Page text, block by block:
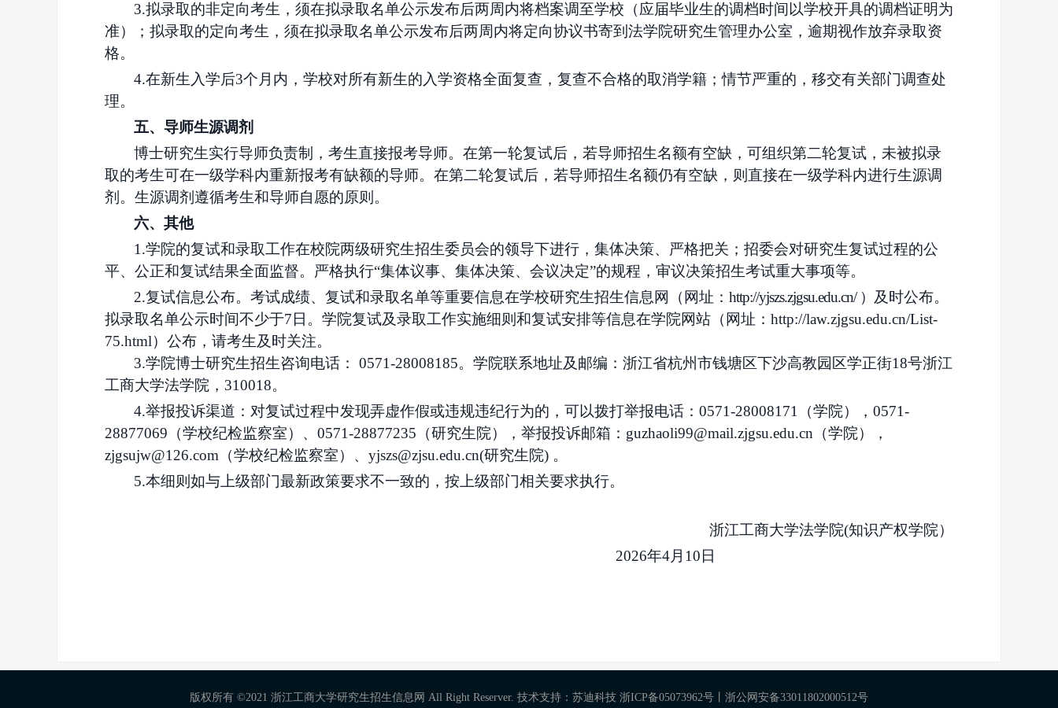
3.拟录取的非定向考生，须在拟录取名单公示发布后两周内将档案调至学校（应届毕业生的调档时间以学校开具的调档证明为
准）；拟录取的定向考生，须在拟录取名单公示发布后两周内将定向协议书寄到法学院研究生管理办公室，逾期视作放弃录取资
格。
4.在新生入学后3个月内，学校对所有新生的入学资格全面复查，复查不合格的取消学籍；情节严重的，移交有关部门调查处
理。
五、导师生源调剂
博士研究生实行导师负责制，考生直接报考导师。 在第一轮复试后，若导师招生名额有空缺，可组织第二轮复试，未被拟录
取的考生可在一级学科内重新报考有缺额的导师。 在第二轮复试后，若导师招生名额仍有空缺，则直接在一级学科内进行生源调
剂。生源调剂遵循考生和导师自愿的原则。
六、其他
1.学院的复试和录取工作在校院两级研究生招生委员会的领导下进行，集体决策、严格把关； 招委会对研究生复试过程的公
平、公正和复试结果全面监督。严格执行“集体议事、集体决策、会议决定”的规程，审议决策招生考试重大事项等。
2.复试信息公布。考试成绩、复试和录取名单等重要信息在学校研究生招生信息网（网址： http://yjszs.zjgsu.edu.cn/ ） 及时公布。
拟录取名单公示时间不少于7日。 学院复试及录取工作实施细则和复试安排等信息在学院网站 （网址： http://law.zjgsu.edu.cn/List-
75.html） 公布，请考生及时关注。
3.学院博士研究生招生咨询电话： 0571-28008185。 学院联系地址及邮编：浙江省杭州市钱塘区下沙高教园区学正街18号浙江
工商大学法学院，310018。
4.举报投诉渠道：对复试过程中发现弄虚作假或违规违纪行为的，可以拨打举报电话： 0571-28008171 （学院）， 0571-
28877069（学校纪检监察室）、0571-28877235（研究生院）
，举报投诉邮箱： guzhaoli99@mail.zjgsu.edu.cn （学院），
zjgsujw@126.com（学校纪检监察室）、yjszs@zjsu.edu.cn(研究生院) 。
5.本细则如与上级部门最新政策要求不一致的，按上级部门相关要求执行。
浙江工商大学法学院(知识产权学院）
2026年4月 10 日
版权所有 ©2021 浙江工商大学研究生招生信息网 All Right Reserver. 技术支持：苏迪科技 浙ICP备05073962号 浙公网安备33011802000512号